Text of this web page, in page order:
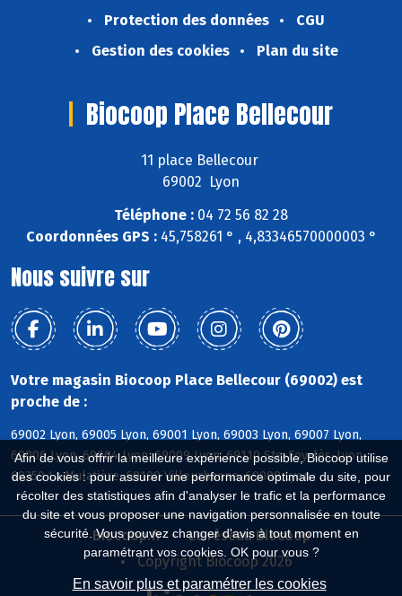
Afin de vous offrir la meilleure expérience possible, Biocoop utilise
des cookies : pour assurer une performance optimale du site, pour
récolter des statistiques afin d'analyser le trafic et la performance
du site et vous proposer une navigation personnalisée en toute
sécurité. Vous pouvez changer d'avis à tout moment en
paramétrant vos cookies. OK pour vous ?
En savoir plus et paramétrer les cookies
Protection des données
CGU
Gestion des cookies
Plan du site
Biocoop Place Bellecour
11 place Bellecour
69002 Lyon
Téléphone : 04 72 56 82 28
Coordonnées GPS :45,758261 ° , 4,83346570000003 °
Nous suivre sur
Votre magasin Biocoop Place Bellecour (69002) est
proche de :
69002 Lyon, 69005 Lyon, 69001 Lyon, 69003 Lyon, 69007 Lyon,
69006 Lyon, 69004 Lyon, 69009 Lyon, 69110 Ste-Foy-lès-Lyon,
69350 La Mulatière, 69100 Villeurbanne, 69008 Lyon
Biocoop.fr
Le réseau Biocoop
Copyright Biocoop 2026